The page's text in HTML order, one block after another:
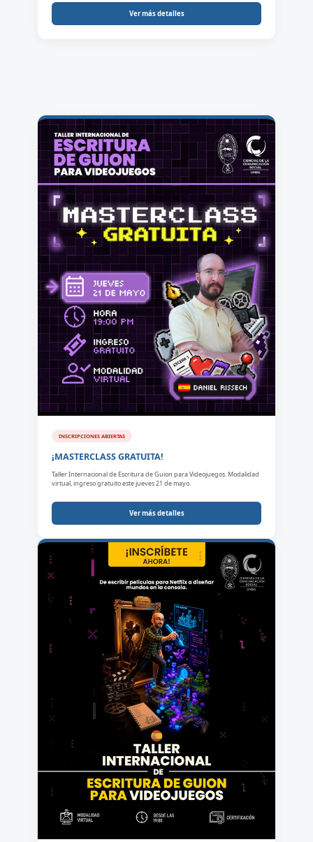
Ver más detalles
INSCRIPCIONES ABIERTAS
¡MASTERCLASS GRATUITA!
Taller Internacional de Escritura de Guion para Videojuegos. Modalidad
virtual, ingreso gratuito este jueves 21 de mayo.
Ver más detalles